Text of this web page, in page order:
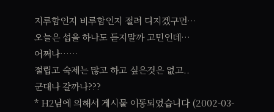
지루함인지 비루함인지 절려 디지겠구먼…
오늘은 섭을 하나도 듣지말까 고민인데…
어쩌나……
절립고 숙제는 많고 하고 싶은것은 없고..
군대나 갈까나???
* H2님에 의해서 게시물 이동되었습니다 (2002-03-